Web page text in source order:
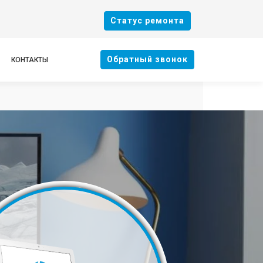
Cтатус ремонта
КОНТАКТЫ Oбратный звонок